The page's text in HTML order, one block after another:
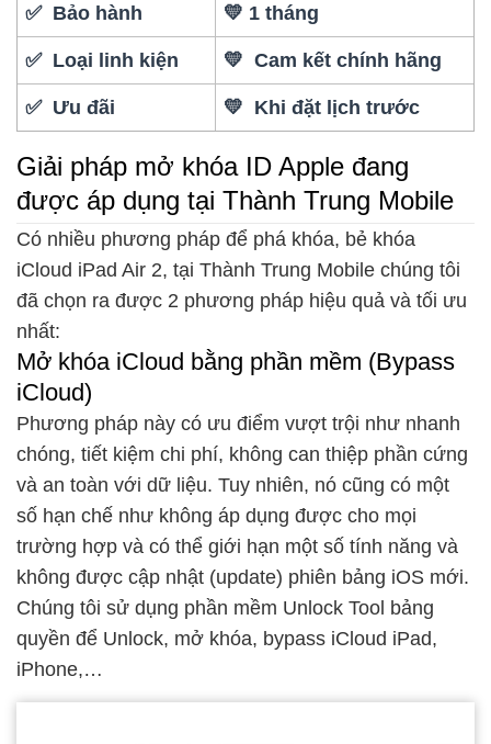
✅ Bảo hành 💛 1 tháng
✅ Loại linh kiện 💛 Cam kết chính hãng
✅ Ưu đãi 💛 Khi đặt lịch trước
Giải pháp mở khóa ID Apple đang
được áp dụng tại Thành Trung Mobile
Có nhiều phương pháp để phá khóa, bẻ khóa
iCloud iPad Air 2, tại Thành Trung Mobile chúng tôi
đã chọn ra được 2 phương pháp hiệu quả và tối ưu
nhất:
Mở khóa iCloud bằng phần mềm (Bypass
iCloud)
Phương pháp này có ưu điểm vượt trội như nhanh
chóng, tiết kiệm chi phí, không can thiệp phần cứng
và an toàn với dữ liệu. Tuy nhiên, nó cũng có một
số hạn chế như không áp dụng được cho mọi
trường hợp và có thể giới hạn một số tính năng và
không được cập nhật (update) phiên bảng iOS mới.
Chúng tôi sử dụng phần mềm Unlock Tool bảng
quyền để Unlock, mở khóa, bypass iCloud iPad,
iPhone,…